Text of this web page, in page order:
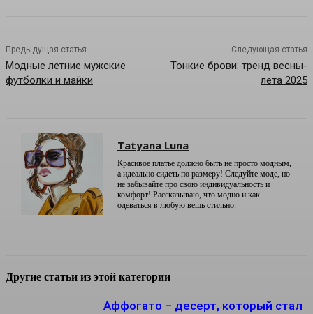
Предыдущая статья
Модные летние мужские
футболки и майки
Следующая статья
Тонкие брови: тренд весны-
лета 2025
Tatyana Luna
Красивое платье должно быть не просто модным,
а идеально сидеть по размеру! Следуйте моде, но
не забывайте про свою индивидуальность и
комфорт! Рассказываю, что модно и как
одеваться в любую вещь стильно.
Другие статьи из этой категории
Аффогато – десерт, который стал